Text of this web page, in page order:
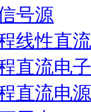
号源
线性直
直流电
直流电源